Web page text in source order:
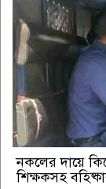
নকলের দায়ে
শিক্ষকসহ